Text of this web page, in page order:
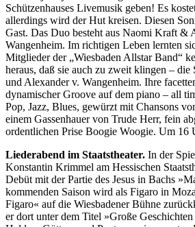
Schützenhauses Livemusik geben! Es
allerdings wird der Hut kreisen. Diesen
Gast. Das Duo besteht aus Naomi Kraft &
Wangenheim. Im richtigen Leben lernten
Mitglieder der „Wiesbaden Allstar Band“
heraus, daß sie auch zu zweit klingen –
und Alexander v. Wangenheim. Ihre
dynamischer Groove auf dem piano – all
Pop, Jazz, Blues, gewürzt mit Chansons
einem Gassenhauer von Trude Herr, fein
ordentlichen Prise Boogie Woogie. Um 16
Liederabend im Staatstheater. In der
Konstantin Krimmel am Hessischen
Debüt mit der Partie des Jesus in Bachs
kommenden Saison wird als Figaro in
Figaro« auf die Wiesbadener Bühne
er dort unter dem Titel »Große